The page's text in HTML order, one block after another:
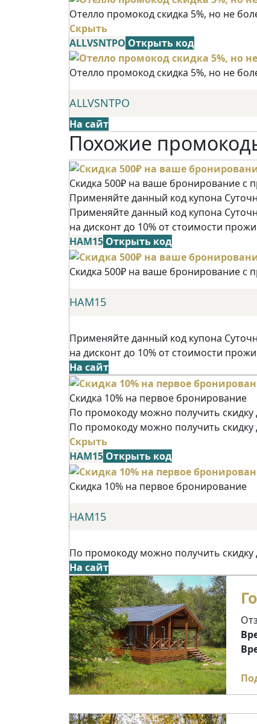
Отелло промокод скидка 5%, но не
Скрыть
ALLVSNTPO Открыть код
Отелло промокод скидка 5%, но не
ALLVSNTPO
На сайт
Похожие
Скидка 500₽ на ваше бронирование с
Применяйте данный код купона
Применяйте данный код купона
на дисконт до 10% от стоимости
НАМ15 Открыть код
Скидка 500₽ на ваше бронирование с
НАМ15
Применяйте данный код купона
на дисконт до 10% от стоимости
На сайт
Скидка 10% на первое бронирование
По промокоду можно получить
По промокоду можно получить
Скрыть
НАМ15 Открыть код
Скидка 10% на первое бронирование
НАМ15
По промокоду можно получить
На сайт